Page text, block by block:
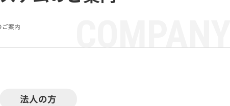
ご案内
法人の方